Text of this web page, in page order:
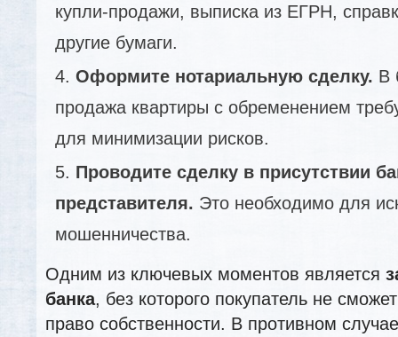
купли-продажи, выписка из ЕГРН,
другие бумаги.
Оформите нотариальную сделку. В
продажа квартиры с обременением
для минимизации рисков.
Проводите сделку в присутствии
представителя. Это необходимо для
мошенничества.
Одним из ключевых моментов является
банка, без которого покупатель не
право собственности. В противном